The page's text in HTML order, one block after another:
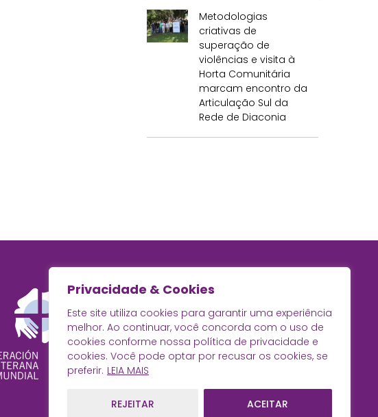
Privacidade & Cookies
Este site utiliza cookies para garantir uma experiência
melhor. Ao continuar, você concorda com o uso de
cookies conforme nossa política de privacidade e
cookies. Você pode optar por recusar os cookies, se
preferir. LEIA MAIS
REJEITAR ACEITAR
Metodologias
criativas de
superação de
violências e visita à
Horta Comunitária
marcam encontro da
Articulação Sul da
Rede de Diaconia